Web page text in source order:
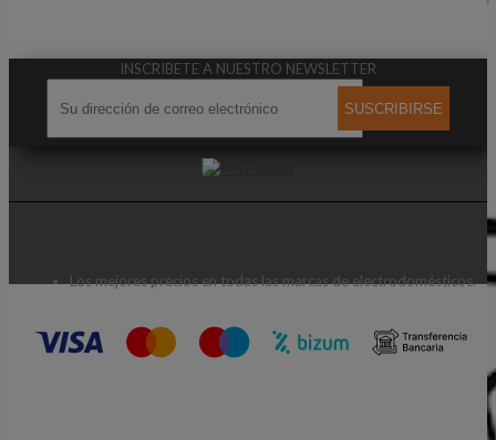
INSCRIBETE A NUESTRO NEWSLETTER
SUSCRIBIRSE
Los mejores precios en todas las marcas de electrodomésticos.